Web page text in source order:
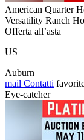
American Quarter
Versatility Ranch
Offerta all’asta
US
Auburn
mail Contatti
Eye-catcher